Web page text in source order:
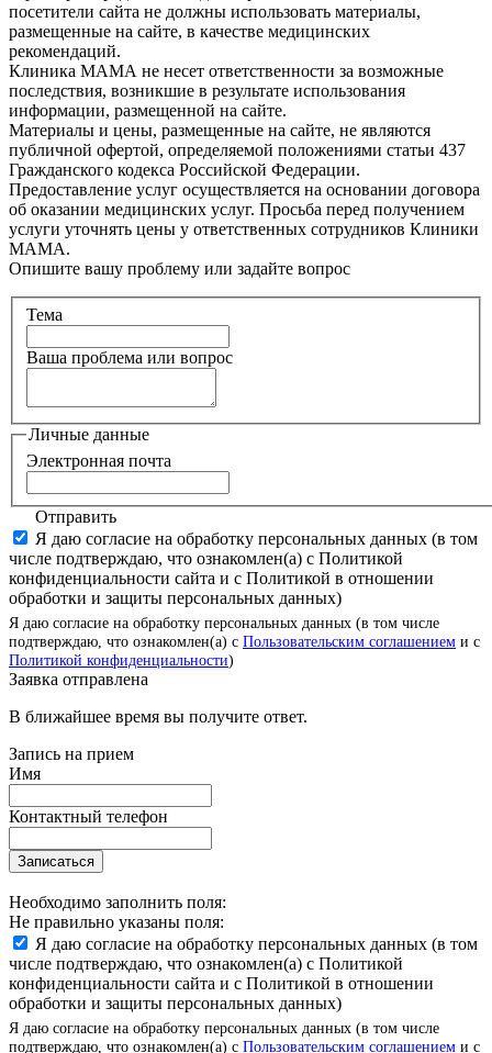
посетители сайта не должны использовать материалы,
размещенные на сайте, в качестве медицинских
рекомендаций.
Клиника МАМА не несет ответственности за возможные
последствия, возникшие в результате использования
информации, размещенной на сайте.
Материалы и цены, размещенные на сайте, не являются
публичной офертой, определяемой положениями статьи 437
Гражданского кодекса Российской Федерации.
Предоставление услуг осуществляется на основании договора
об оказании медицинских услуг. Просьба перед получением
услуги уточнять цены у ответственных сотрудников Клиники
МАМА.
Опишите вашу проблему или задайте вопрос
Тема
Ваша проблема или вопрос
Личные данные
Электронная почта
Отправить
Я даю согласие на обработку персональных данных (в том
числе подтверждаю, что ознакомлен(а) с Политикой
конфиденциальности сайта и с Политикой в отношении
обработки и защиты персональных данных)
Я даю согласие на обработку персональных данных (в том числе
подтверждаю, что ознакомлен(а) с Пользовательским соглашением и с
Политикой конфиденциальности)
Заявка отправлена
В ближайшее время вы получите ответ.
Запись на прием
Имя
Контактный телефон
Записаться
Необходимо заполнить поля:
Не правильно указаны поля:
Я даю согласие на обработку персональных данных (в том
числе подтверждаю, что ознакомлен(а) с Политикой
конфиденциальности сайта и с Политикой в отношении
обработки и защиты персональных данных)
Я даю согласие на обработку персональных данных (в том числе
подтверждаю, что ознакомлен(а) с Пользовательским соглашением и с